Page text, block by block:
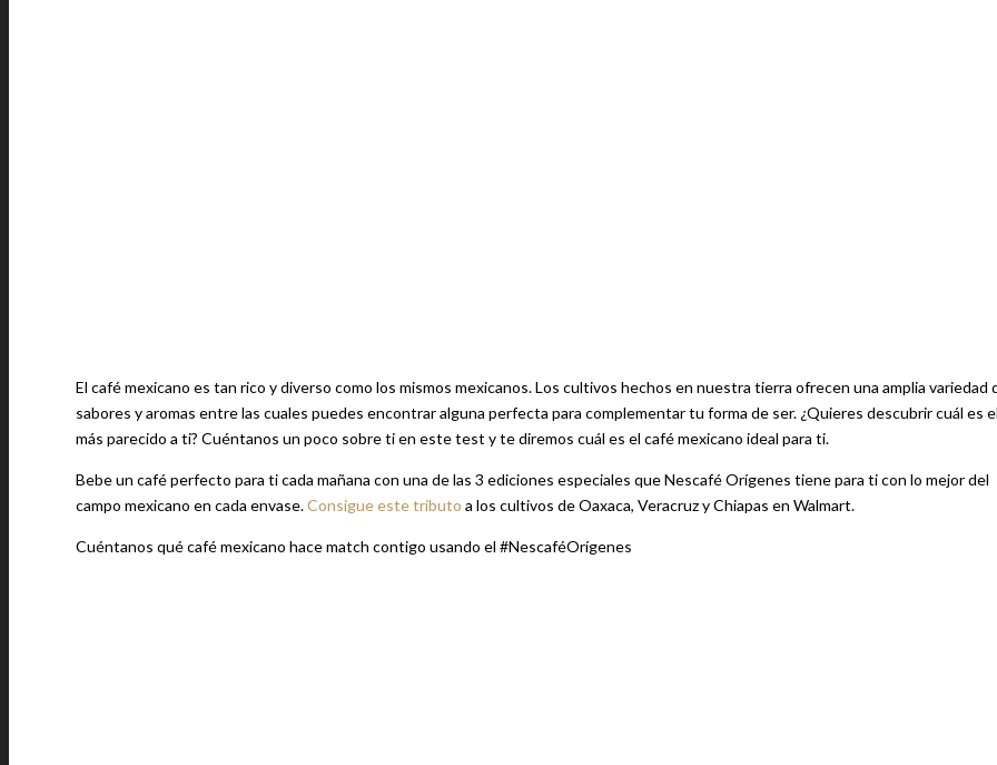
El café mexicano es tan rico y diverso como los mismos mexicanos. Los cultivos hechos en nuestra tierra ofrecen una amplia variedad
sabores y aromas entre las cuales puedes encontrar alguna perfecta para complementar tu forma de ser. ¿Quieres descubrir cuál es
más parecido a ti? Cuéntanos un poco sobre ti en este test y te diremos cuál es el café mexicano ideal para ti.
Bebe un café perfecto para ti cada mañana con una de las 3 ediciones especiales que Nescafé Orígenes tiene para ti con lo mejor del
campo mexicano en cada envase.Consigue este tributo a los cultivos de Oaxaca, Veracruz y Chiapas en Walmart.
Cuéntanos qué café mexicano hace match contigo usando el #NescaféOrígenes